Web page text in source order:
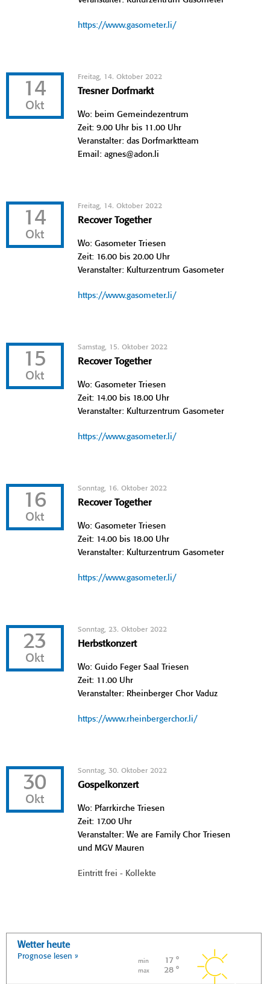
https://www.gasometer.li/
14
Okt
Freitag, 14. Oktober 2022
Tresner Dorfmarkt
Wo: beim Gemeindezentrum
Zeit: 9.00 Uhr bis 11.00 Uhr
Veranstalter: das Dorfmarktteam
Email: agnes@adon.li
14
Okt
Freitag, 14. Oktober 2022
Recover Together
Wo: Gasometer Triesen
Zeit: 16.00 bis 20.00 Uhr
Veranstalter: Kulturzentrum Gasometer
https://www.gasometer.li/
15
Okt
Samstag, 15. Oktober 2022
Recover Together
Wo: Gasometer Triesen
Zeit: 14.00 bis 18.00 Uhr
Veranstalter: Kulturzentrum Gasometer
https://www.gasometer.li/
16
Okt
Sonntag, 16. Oktober 2022
Recover Together
Wo: Gasometer Triesen
Zeit: 14.00 bis 18.00 Uhr
Veranstalter: Kulturzentrum Gasometer
https://www.gasometer.li/
23
Okt
Sonntag, 23. Oktober 2022
Herbstkonzert
Wo: Guido Feger Saal Triesen
Zeit: 11.00 Uhr
Veranstalter: Rheinberger Chor Vaduz
https://www.rheinbergerchor.li/
30
Okt
Sonntag, 30. Oktober 2022
Gospelkonzert
Wo: Pfarrkirche Triesen
Zeit: 17.00 Uhr
Veranstalter: We are Family Chor Triesen
und MGV Mauren
Eintritt frei - Kollekte
Wetter heute
Prognose lesen »
min 17 °
max 28 °